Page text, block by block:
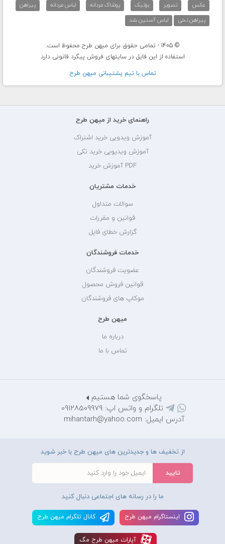
عکس تصویر بوتیک پوشاک مردانه لباس مردانه
پیراهن
پیراهن نخی
لباس آستین بلند
© 1405 - تمامی حقوق برای میهن طرح محفوظ است.
استفاده از این فایل در سایتهای فروش پیگرد قانونی دارد
تماس با تيم پشتيبانی ميهن طرح
راهنمای خرید از میهن طرح
آموزش ویدویی خرید اشتراک
آموزش ویدیویی خرید تکی
PDF آموزش خرید
خدمات مشتریان
سوالات متداول
قوانین و مقررات
گزارش خطای فایل
خدمات فروشندگان
عضویت فروشندگان
قوانین فروش محصول
موکاپ های فروشندگان
میهن طرح
درباره ما
تماس با ما
پاسخگوی شما هستیم
تلگرام و واتس اپ: 09128509979
آدرس ایمیل: mihantarh@yahoo.com
از تخفیف ها و جدیدترین های میهن طرح با خبر شوید
ما را در رسانه های اجتماعی دنبال کنید
اينستاگرام ميهن طرح کانال تلگرام ميهن طرح
آپارات ميهن طرح مگ